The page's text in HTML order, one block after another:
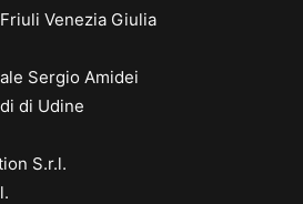
Venezia Giulia
Sergio Amidei
di Udine
S.r.l.